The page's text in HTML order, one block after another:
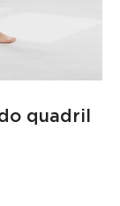
quadril